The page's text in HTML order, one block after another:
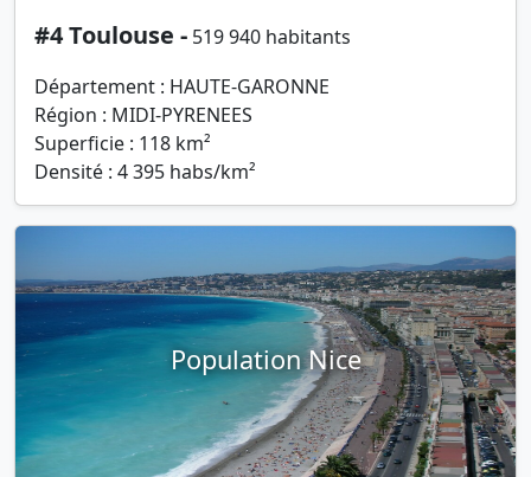
#4 Toulouse - 519 940 habitants
Département : HAUTE-GARONNE
Région : MIDI-PYRENEES
Superficie : 118 km²
Densité : 4 395 habs/km²
Population Nice